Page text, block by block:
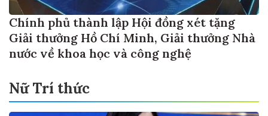
Chính phủ thành lập Hội đồng xét tặng
Giải thưởng Hồ Chí Minh, Giải thưởng Nhà
nước về khoa học và công nghệ
Nữ Trí thức